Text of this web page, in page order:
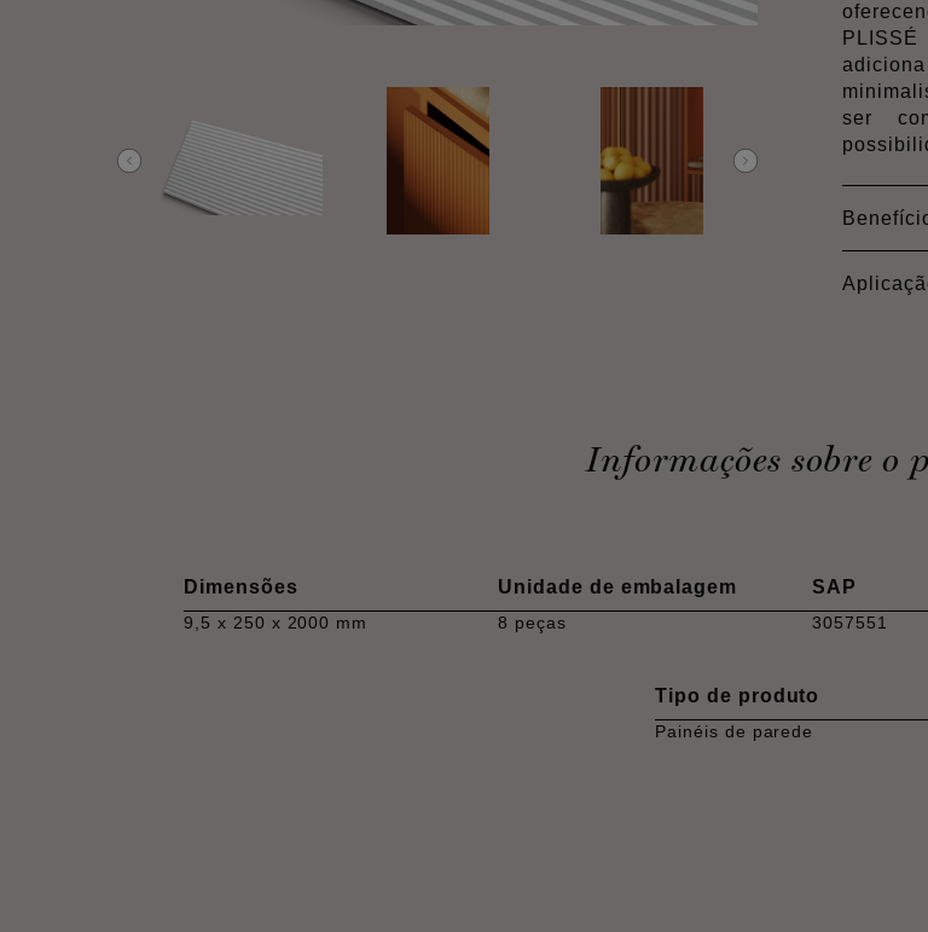
ser
Informações sobre o
Dimensões
9,5 x 250 x 2000 mm
Unidade de embalagem
8 peças
SAP
3057551
Tipo de produto
Painéis de parede